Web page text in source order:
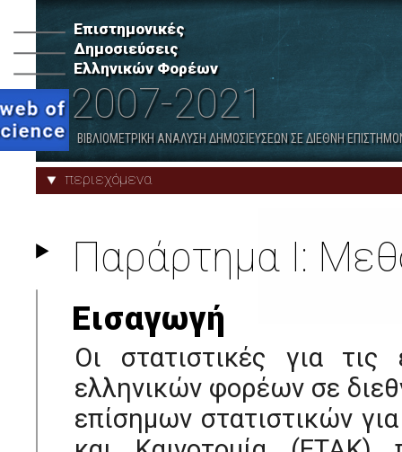
Επιστημονικές
Δημοσιεύσεις
Ελληνικών Φορέων
2007-2021
ΒΙΒΛΙΟΜΕΤΡΙΚΗ ΑΝΑΛΥΣΗ ΔΗΜΟΣΙΕΥΣΕΩΝ ΣΕ ΔΙΕΘΝΗ
περιεχόμενα
ανά Κατηγορία Φορέων
7. Λοιποί Δημόσιοι Ερευνητικοί
Φορείς
8. Δημόσια Νοσοκομεία
Προφίλ Φορέων Παραρτήματα
Παράρτημα Ι:
Εισαγωγή
Οι στατιστικές για τις
ελληνικών φορέων σε
επίσημων στατιστικών